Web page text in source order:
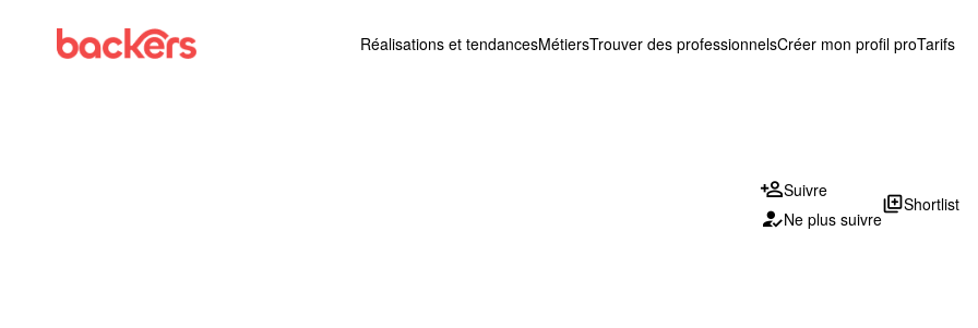
Réalisations et tendancesMétiersTrouver des professionnelsCréer mon profil proTarifs
Suivre
Ne plus suivre
library_addShortlist